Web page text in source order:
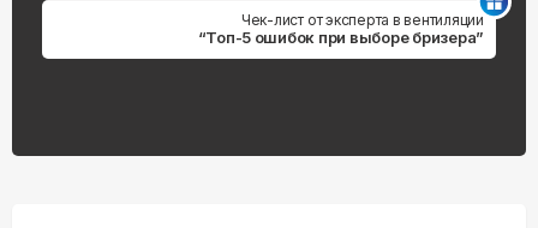
Чек-лист от эксперта в вентиляции
“Топ-5 ошибок при выборе бризера”